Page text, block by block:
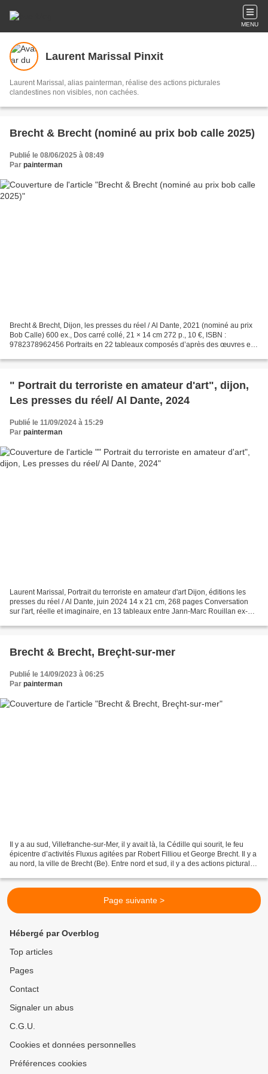
MENU
Laurent Marissal Pinxit
Laurent Marissal, alias painterman, réalise des actions picturales
clandestines non visibles, non cachées.
Brecht & Brecht (nominé au prix bob calle 2025)
Publié le 08/06/2025 à 08:49
Par painterman
Brecht & Brecht, Dijon, les presses du réel / Al Dante, 2021 (nominé au prix
Bob Calle) 600 ex., Dos carré collé, 21 × 14 cm 272 p., 10 €, ISBN :
9782378962456 Portraits en 22 tableaux composés d’après des œuvres et
" Portrait du terroriste en amateur d'art", dijon,
Les presses du réel/ Al Dante, 2024
Publié le 11/09/2024 à 15:29
Par painterman
Laurent Marissal, Portrait du terroriste en amateur d'art Dijon, éditions les
presses du réel / Al Dante, juin 2024 14 x 21 cm, 268 pages Conversation
sur l'art, réelle et imaginaire, en 13 tableaux entre Jann-Marc Rouillan ex-
Brecht & Brecht, Breçht-sur-mer
Publié le 14/09/2023 à 06:25
Par painterman
Il y a au sud, Villefranche-sur-Mer, il y avait là, la Cédille qui sourit, le feu
épicentre d’activités Fluxus agitées par Robert Filliou et George Brecht. Il y a
au nord, la ville de Brecht (Be). Entre nord et sud, il y a des actions picturales
Page suivante >
Hébergé par Overblog
Top articles
Pages
Contact
Signaler un abus
C.G.U.
Cookies et données personnelles
Préférences cookies